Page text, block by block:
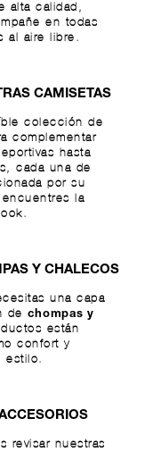
alta calidad,
en todas
al aire libre.
CAMISETAS
colección de
complementar
hasta
cada una de
por su
la
Y CHALECOS
una capa
dechompas y
están
confort y
estilo.
revisar nuestras